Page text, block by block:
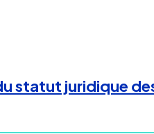
statut juridique